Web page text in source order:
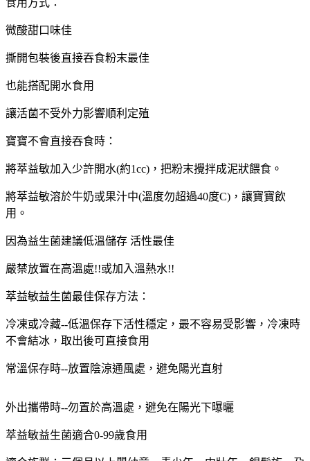
微酸甜口味佳
撕開包裝後直接吞食粉末最佳
也能搭配開水食用
讓活菌不受外力影響順利定殖
寶寶不會直接吞食時：
將萃益敏加入少許開水(約1cc)，把粉末攪拌成泥狀餵食。
將萃益敏溶於牛奶或果汁中(溫度勿超過40度C)，讓寶寶飲
用。
因為益生菌建議低溫儲存 活性最佳
嚴禁放置在高溫處!!或加入溫熱水!!
萃益敏益生菌最佳保存方法：
冷凍或冷藏--低溫保存下活性穩定，最不容易受影響，冷凍時
不會結冰，取出後可直接食用
常溫保存時--放置陰涼通風處，避免陽光直射
外出攜帶時--勿置於高溫處，避免在陽光下曝曬
萃益敏益生菌適合0-99歲食用